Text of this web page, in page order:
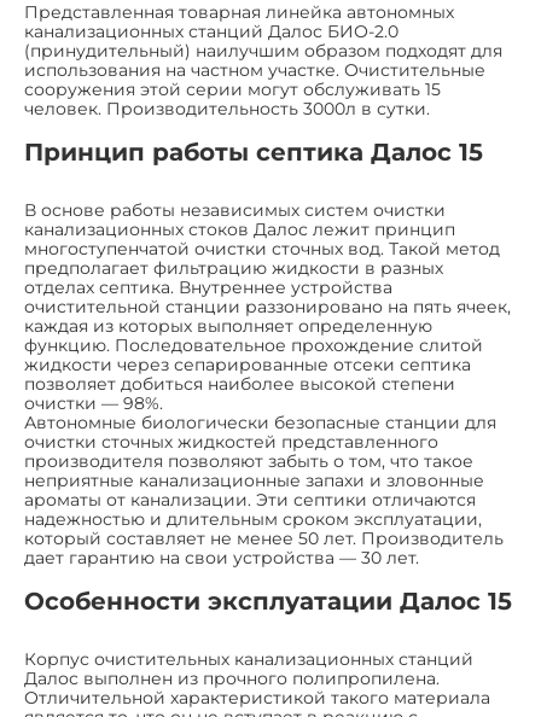
Представленная товарная линейка автономных
канализационных станций Далос БИО-2.0
(принудительный) наилучшим образом подходят для
использования на частном участке. Очистительные
сооружения этой серии могут обслуживать 15
человек. Производительность 3000л в сутки.
Принцип работы септика Далос 15
В основе работы независимых систем очистки
канализационных стоков Далос лежит принцип
многоступенчатой очистки сточных вод. Такой метод
предполагает фильтрацию жидкости в разных
отделах септика. Внутреннее устройства
очистительной станции раззонировано на пять ячеек,
каждая из которых выполняет определенную
функцию. Последовательное прохождение слитой
жидкости через сепарированные отсеки септика
позволяет добиться наиболее высокой степени
очистки — 98%.
Автономные биологически безопасные станции для
очистки сточных жидкостей представленного
производителя позволяют забыть о том, что такое
неприятные канализационные запахи и зловонные
ароматы от канализации. Эти септики отличаются
надежностью и длительным сроком эксплуатации,
который составляет не менее 50 лет. Производитель
дает гарантию на свои устройства — 30 лет.
Особенности эксплуатации Далос 15
Корпус очистительных канализационных станций
Далос выполнен из прочного полипропилена.
Отличительной характеристикой такого материала